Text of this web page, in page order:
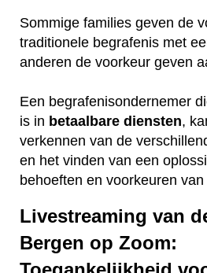
Sommige families geven de
traditionele begrafenis met
anderen de voorkeur geven
Een begrafenisondernemer
is in betaalbare diensten,
verkennen van de
en het vinden van een
behoeften en voorkeuren
Livestreaming van
Bergen op Zoom: